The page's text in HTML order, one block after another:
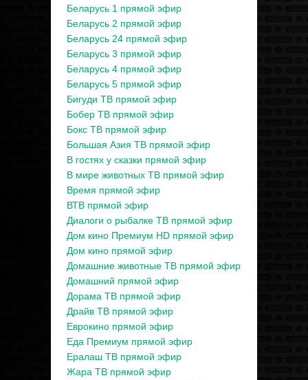
Беларусь 1 прямой эфир
Беларусь 2 прямой эфир
Беларусь 24 прямой эфир
Беларусь 3 прямой эфир
Беларусь 4 прямой эфир
Беларусь 5 прямой эфир
Бигуди ТВ прямой эфир
Бобер ТВ прямой эфир
Бокс ТВ прямой эфир
Большая Азия ТВ прямой эфир
В гостях у сказки прямой эфир
В мире животных ТВ прямой эфир
Время прямой эфир
ВТВ прямой эфир
Диалоги о рыбалке ТВ прямой эфир
Дом кино Премиум HD прямой эфир
Дом кино прямой эфир
Домашние животные ТВ прямой эфир
Домашний прямой эфир
Дорама ТВ прямой эфир
Драйв ТВ прямой эфир
Еврокино прямой эфир
Еда Премиум прямой эфир
Ералаш ТВ прямой эфир
Жара ТВ прямой эфир